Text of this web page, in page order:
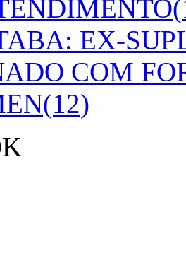
EX-
COM